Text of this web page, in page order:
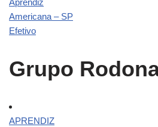
Aprendiz
Americana – SP
Efetivo
Grupo
APRENDIZ